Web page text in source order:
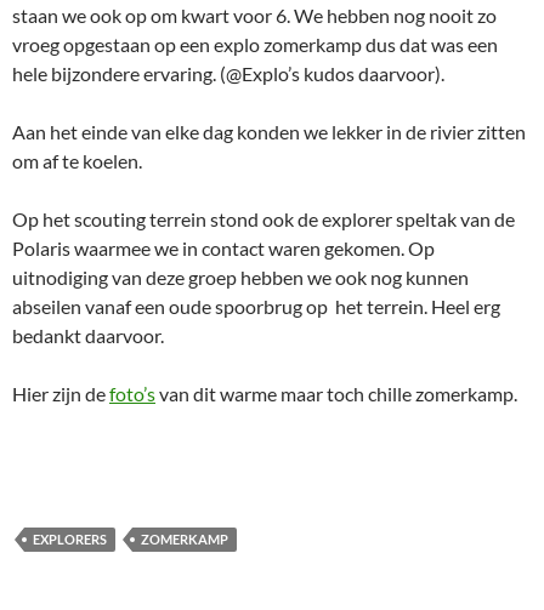
staan we ook op om kwart voor 6. We hebben nog nooit zo
vroeg opgestaan op een explo zomerkamp dus dat was een
hele bijzondere ervaring. (@Explo’s kudos daarvoor).
Aan het einde van elke dag konden we lekker in de rivier zitten
om af te koelen.
Op het scouting terrein stond ook de explorer speltak van de
Polaris waarmee we in contact waren gekomen. Op
uitnodiging van deze groep hebben we ook nog kunnen
abseilen vanaf een oude spoorbrug op het terrein. Heel erg
bedankt daarvoor.
Hier zijn defoto’svan dit warme maar toch chille zomerkamp.
EXPLORERS ZOMERKAMP